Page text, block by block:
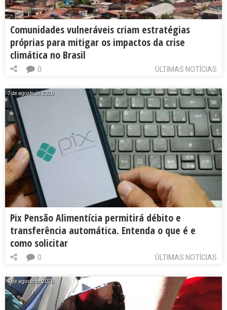
Comunidades vulneráveis criam estratégias
próprias para mitigar os impactos da crise
climática no Brasil
ÚLTIMAS NOTÍCIAS
0
7 de agosto de 2026
Pix Pensão Alimentícia permitirá débito e
transferência automática. Entenda o que é e
como solicitar
ÚLTIMAS NOTÍCIAS
0
7 de agosto de 2026